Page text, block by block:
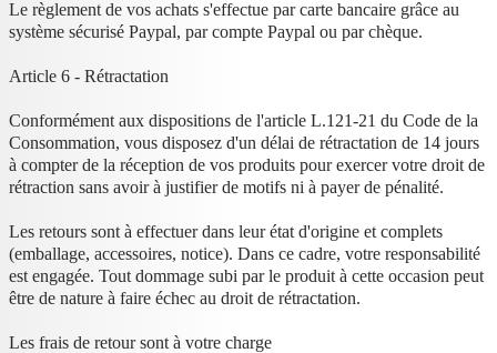
Le règlement de vos achats s'effectue par carte bancaire grâce au
système sécurisé Paypal, par compte Paypal ou par chèque.
Article 6 - Rétractation
Conformément aux dispositions de l'article L.121-21 du Code de la
Consommation, vous disposez d'un délai de rétractation de 14 jours
à compter de la réception de vos produits pour exercer votre droit de
rétraction sans avoir à justifier de motifs ni à payer de pénalité.
Les retours sont à effectuer dans leur état d'origine et complets
(emballage, accessoires, notice). Dans ce cadre, votre responsabilité
est engagée. Tout dommage subi par le produit à cette occasion peut
être de nature à faire échec au droit de rétractation.
Les frais de retour sont à votre charge